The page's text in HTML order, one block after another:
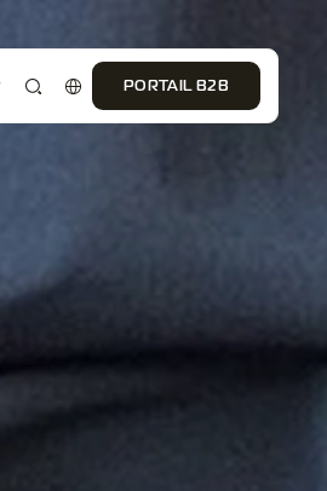
PORTAIL B2B